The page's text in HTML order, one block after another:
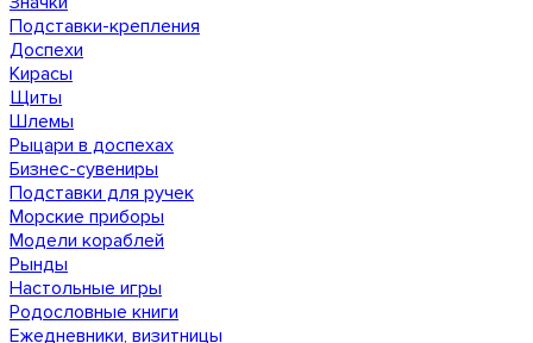
Подставки-крепления
Доспехи
Кирасы
Щиты
Шлемы
Рыцари в доспехах
Бизнес-сувениры
Подставки для ручек
Морские приборы
Модели кораблей
Рынды
Настольные игры
Родословные книги
Ежедневники, визитницы